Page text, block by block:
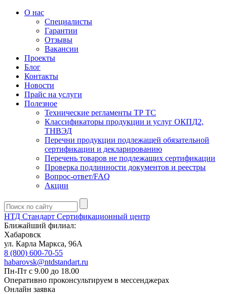
О нас
Специалисты
Гарантии
Отзывы
Вакансии
Проекты
Блог
Контакты
Новости
Прайс на услуги
Полезное
Технические регламенты ТР ТС
Классификаторы продукции и услуг ОКПД2,
ТНВЭД
Перечни продукции подлежащей обязательной
сертификации и декларированию
Перечень товаров не подлежащих сертификации
Проверка подлинности документов и реестры
Вопрос-ответ/FAQ
Акции
НТД Стандарт Сертификационный центр
Ближайший филиал:
Хабаровск
ул. Карла Маркса, 96А
8 (800) 600-70-55
habarovsk@ntdstandart.ru
Пн-Пт с 9.00 до 18.00
Оперативно проконсультируем в мессенджерах
Онлайн заявка